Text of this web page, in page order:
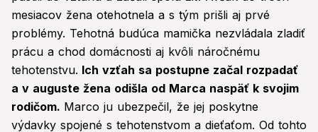
mesiacov žena otehotnela a s tým prišli aj prvé
problémy. Tehotná budúca mamička nezvládala zladiť
prácu a chod domácnosti aj kvôli náročnému
tehotenstvu. Ich vzťah sa postupne začal rozpadať
a v auguste žena odišla od Marca naspäť k svojim
rodičom. Marco ju ubezpečil, že jej poskytne
výdavky spojené s tehotenstvom a dieťaťom. Od tohto